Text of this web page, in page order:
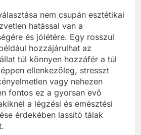
nem csupán esztétikai
hatással van a
és jólétére. Egy rosszul
hozzájárulhat az
túl könnyen hozzáfér a túl
ellenkezőleg, stresszt
vagy nehezen
fontos ez a gyorsan evő
a légzési és emésztési
érdekében lassító tálak